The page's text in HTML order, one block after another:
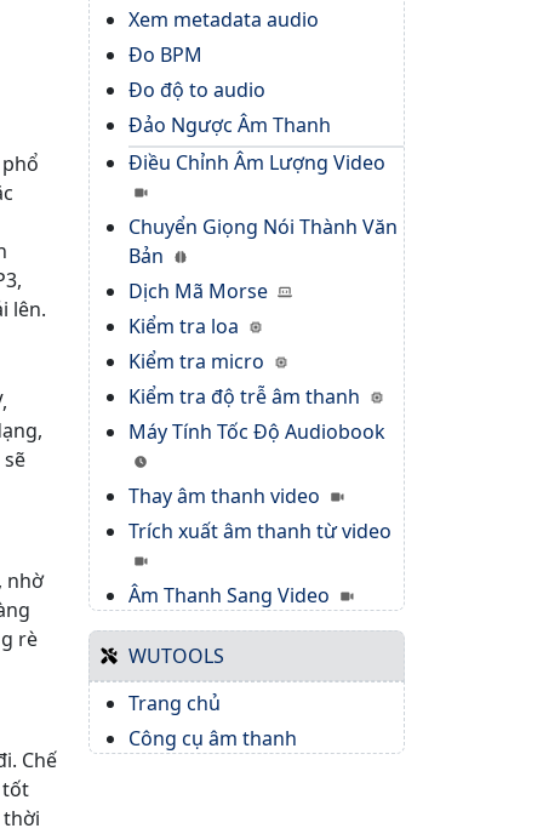
lên.
nhờ
rè
Chế
tốt
thời
Xem metadata audio
Đo BPM
Đo độ to audio
Đảo Ngược Âm Thanh
Điều Chỉnh Âm Lượng Video
Chuyển Giọng Nói Thành Văn
Bản
Dịch Mã Morse
Kiểm tra loa
Kiểm tra micro
Kiểm tra độ trễ âm thanh
Máy Tính Tốc Độ Audiobook
Thay âm thanh video
Trích xuất âm thanh từ video
Âm Thanh Sang Video
WUTOOLS
Trang chủ
Công cụ âm thanh